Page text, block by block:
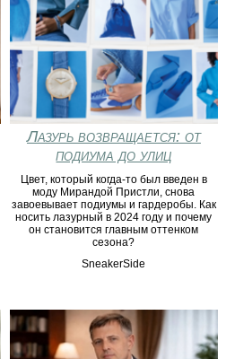
Лазурь возвращается: от
подиума до улиц
Цвет, который когда-то был введен в
моду Мирандой Пристли, снова
завоевывает подиумы и гардеробы. Как
носить лазурный в 2024 году и почему
он становится главным оттенком
сезона?
SneakerSide